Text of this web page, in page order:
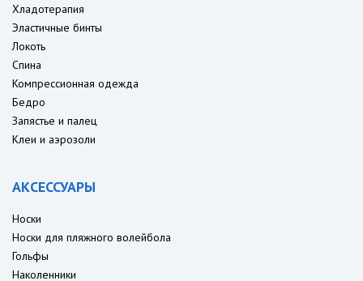
Хладотерапия
Эластичные бинты
Локоть
Спина
Компрессионная одежда
Бедро
Запястье и палец
Клеи и аэрозоли
АКСЕССУАРЫ
Носки
Носки для пляжного волейбола
Гольфы
Наколенники